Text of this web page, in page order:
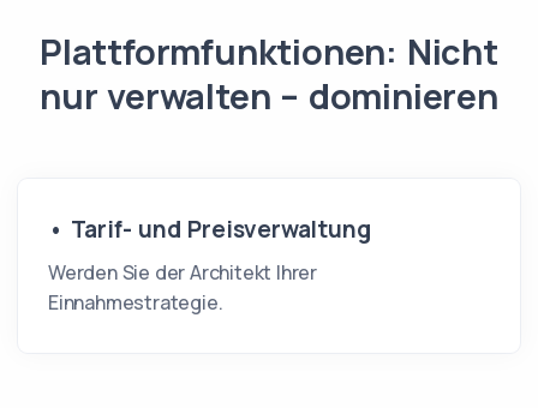
Plattformfunktionen: Nicht
nur verwalten – dominieren
• Tarif- und Preisverwaltung
Werden Sie der Architekt Ihrer
Einnahmestrategie.